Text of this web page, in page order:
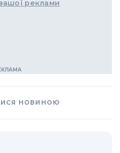
реклами
НОВИНОЮ